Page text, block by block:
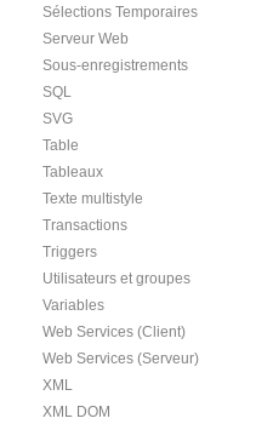
Sélections Temporaires
Serveur Web
Sous-enregistrements
SQL
SVG
Table
Tableaux
Texte multistyle
Transactions
Triggers
Utilisateurs et groupes
Variables
Web Services (Client)
Web Services (Serveur)
XML
XML DOM